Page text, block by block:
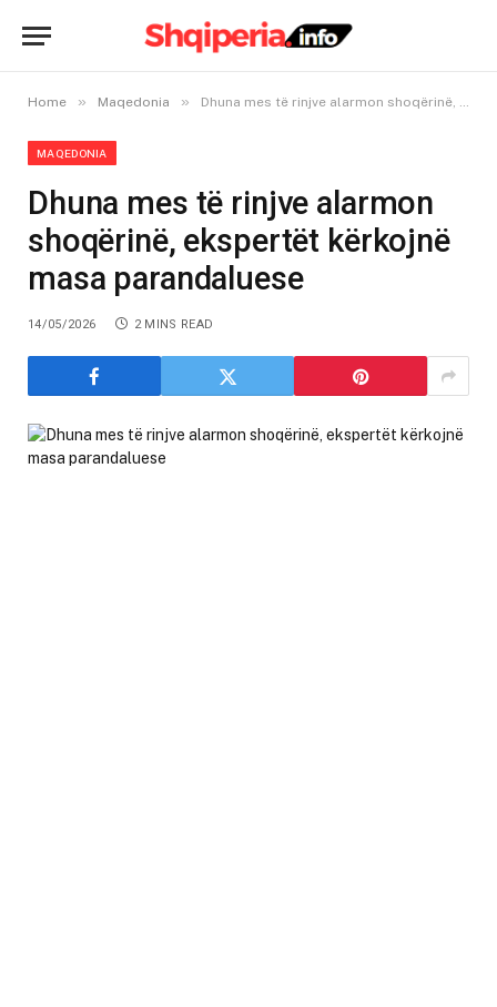
Home » Maqedonia » Dhuna mes të rinjve alarmon shoqërinë, ekspertët kërkojnë masa parandaluese
MAQEDONIA
Dhuna mes të rinjve alarmon
shoqërinë, ekspertët kërkojnë
masa parandaluese
14/05/2026 2 MINS READ